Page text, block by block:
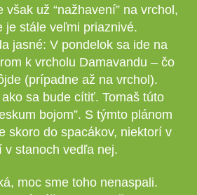
však už “nažhavení” na vrchol,
je stále veľmi priaznivé.
jasné: V pondelok sa ide na
k vrcholu Damavandu – čo
(prípadne až na vrchol).
sa bude cítiť. Tomaš túto
bojom”. S týmto plánom
skoro do spacákov, niektorí v
v stanoch vedľa nej.
moc sme toho nenaspali.